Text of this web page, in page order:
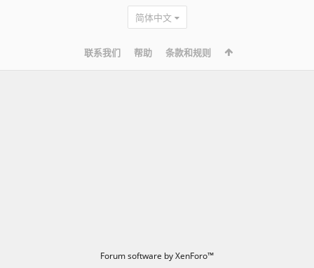
简体中文
联系我们 帮助 条款和规则
Forum software by XenForo™